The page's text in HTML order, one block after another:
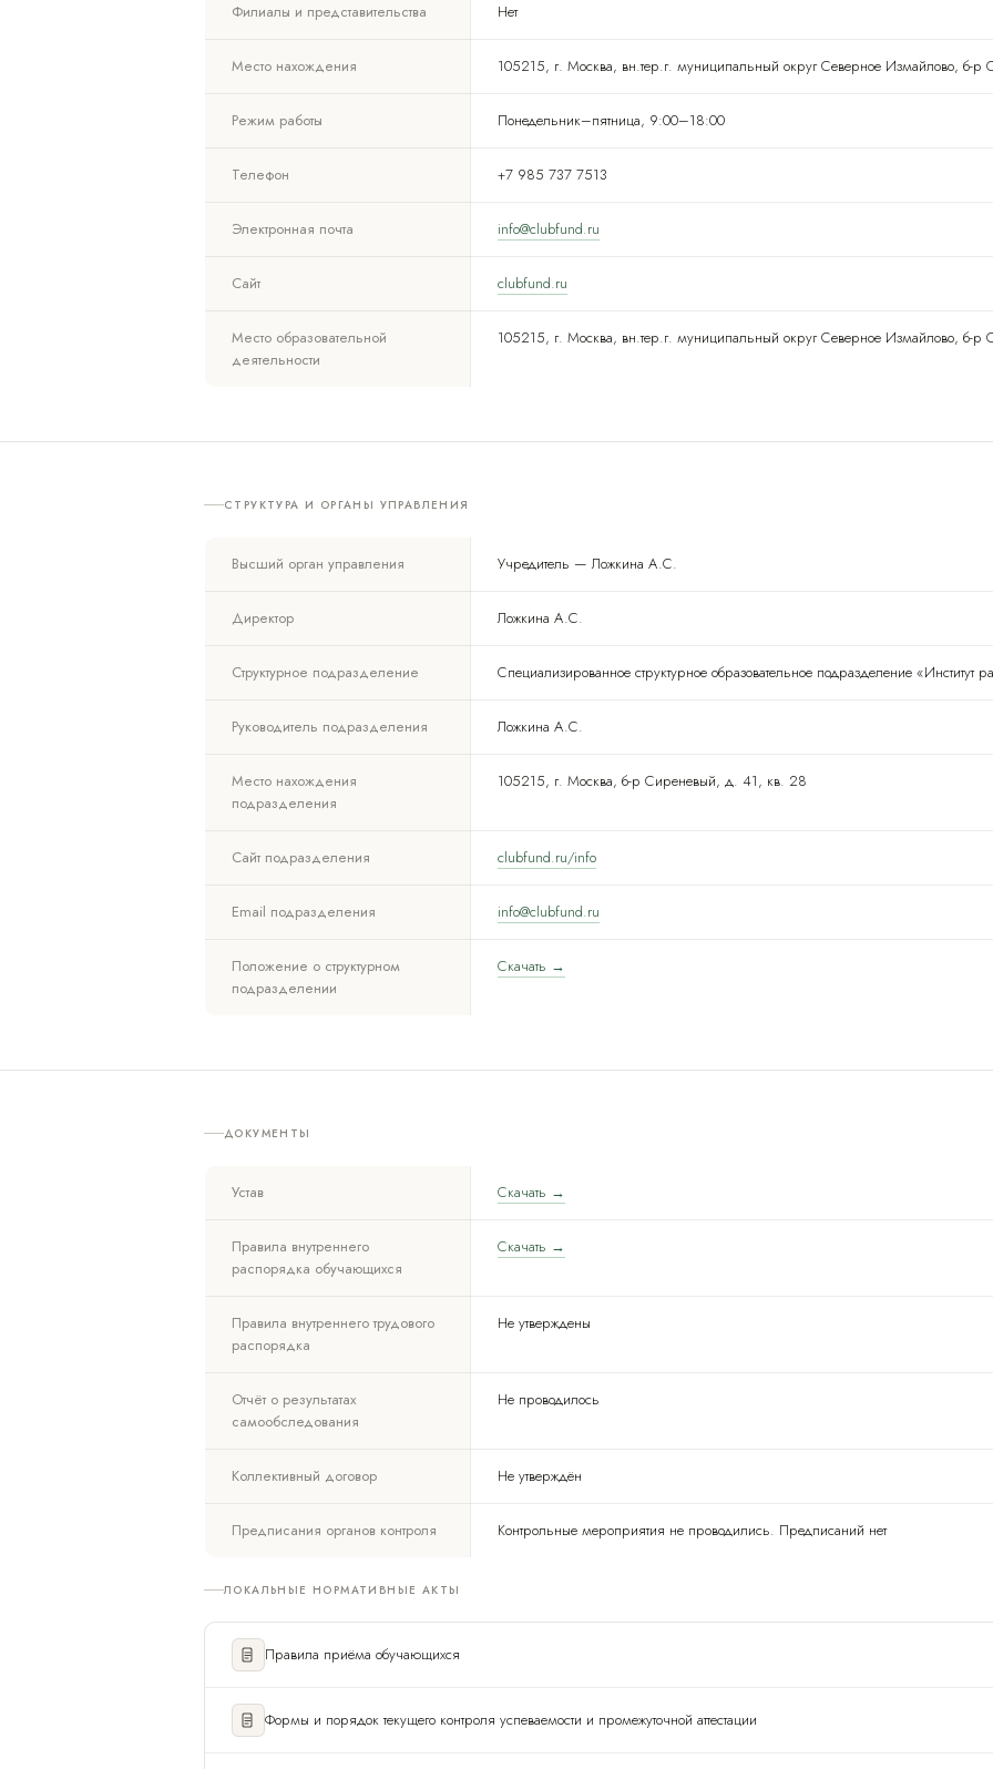
Филиалы и представительства Нет
Место нахождения 105215, г. Москва, вн.тер.г. муниципальный округ Северное Измайлово, б-
Режим работы Понедельник–пятница, 9:00–18:00
Телефон +7 985 737 7513
Электронная почта info@clubfund.ru
Сайт clubfund.ru
Место образовательной
деятельности
105215, г. Москва, вн.тер.г. муниципальный округ Северное Измайлово, б-
СТРУКТУРА И ОРГАНЫ УПРАВЛЕНИЯ
Высший орган управления Учредитель — Ложкина А.С.
Директор Ложкина А.С.
Структурное подразделение Специализированное структурное образовательное подразделение «Институт
Руководитель подразделения Ложкина А.С.
Место нахождения
подразделения
105215, г. Москва, б-р Сиреневый, д. 41, кв. 28
Сайт подразделения clubfund.ru/info
Email подразделения info@clubfund.ru
Положение о структурном
подразделении
Скачать →
ДОКУМЕНТЫ
Устав Скачать →
Правила внутреннего
распорядка обучающихся
Скачать →
Правила внутреннего трудового
распорядка
Не утверждены
Отчёт о результатах
самообследования
Не проводилось
Коллективный договор Не утверждён
Предписания органов контроля Контрольные мероприятия не проводились. Предписаний нет
ЛОКАЛЬНЫЕ НОРМАТИВНЫЕ АКТЫ
Правила приёма обучающихся
Формы и порядок текущего контроля успеваемости и промежуточной аттестации